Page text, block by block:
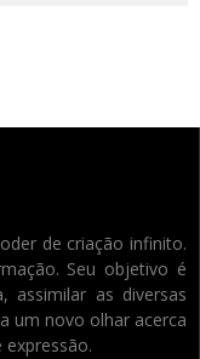
de criação infinito.
Seu objetivo é
assimilar as diversas
um novo olhar acerca